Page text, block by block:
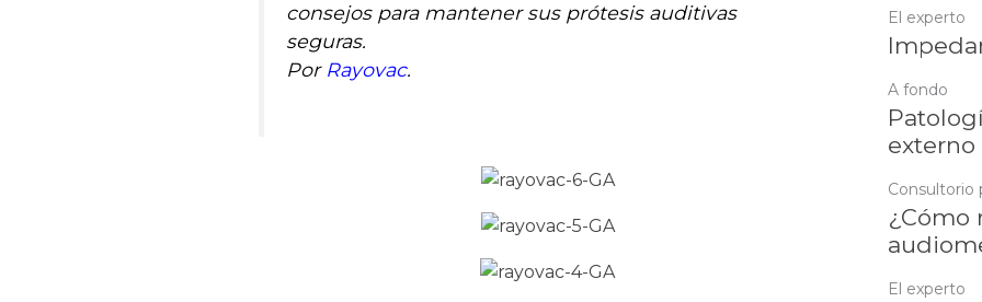
consejos para mantener sus prótesis auditivas
seguras.
PorRayovac.
El experto
A fondo
externo
Consultorio
¿Cómo
El experto